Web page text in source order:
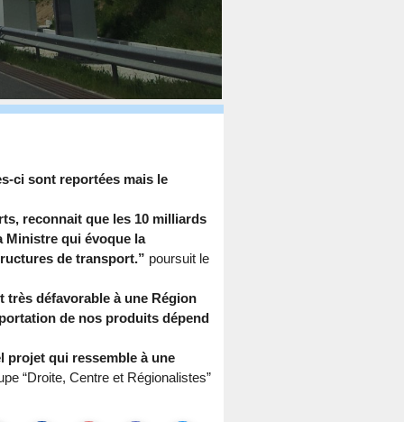
ci sont reportées mais le
reconnait que les 10 milliards
Ministre qui évoque la
de transport.” poursuit le
très défavorable à une Région
de nos produits dépend
projet qui ressemble à une
“Droite, Centre et Régionalistes”